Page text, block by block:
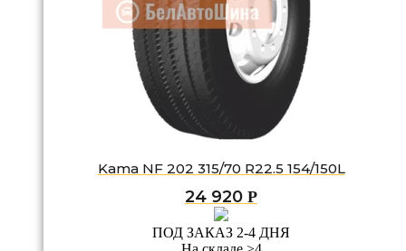
Kama NF 202 315/70 R22.5 154/150L
24 920 Р
ПОД ЗАКАЗ 2-4 ДНЯ